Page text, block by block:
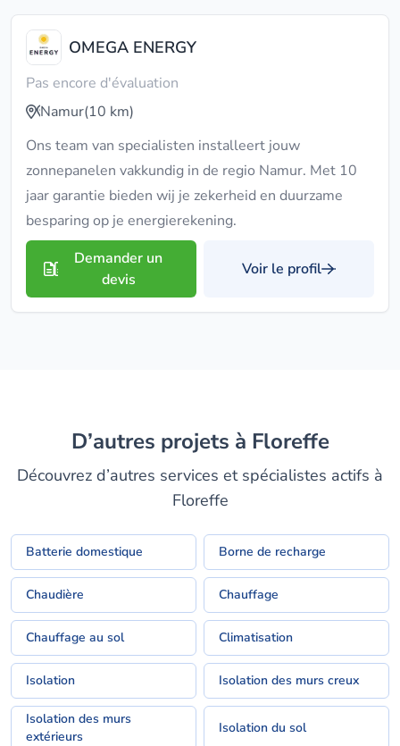
OMEGA ENERGY
Pas encore d'évaluation
Namur(10 km)
Ons team van specialisten installeert jouw
zonnepanelen vakkundig in de regio Namur. Met 10
jaar garantie bieden wij je zekerheid en duurzame
besparing op je energierekening.
Demander un
devis
Voir le profil
D’autres projets à Floreffe
Découvrez d’autres services et spécialistes actifs à
Floreffe
Batterie domestique Borne de recharge
Chaudière Chauffage
Chauffage au sol Climatisation
Isolation Isolation des murs creux
Isolation des murs
extérieurs
Isolation du sol